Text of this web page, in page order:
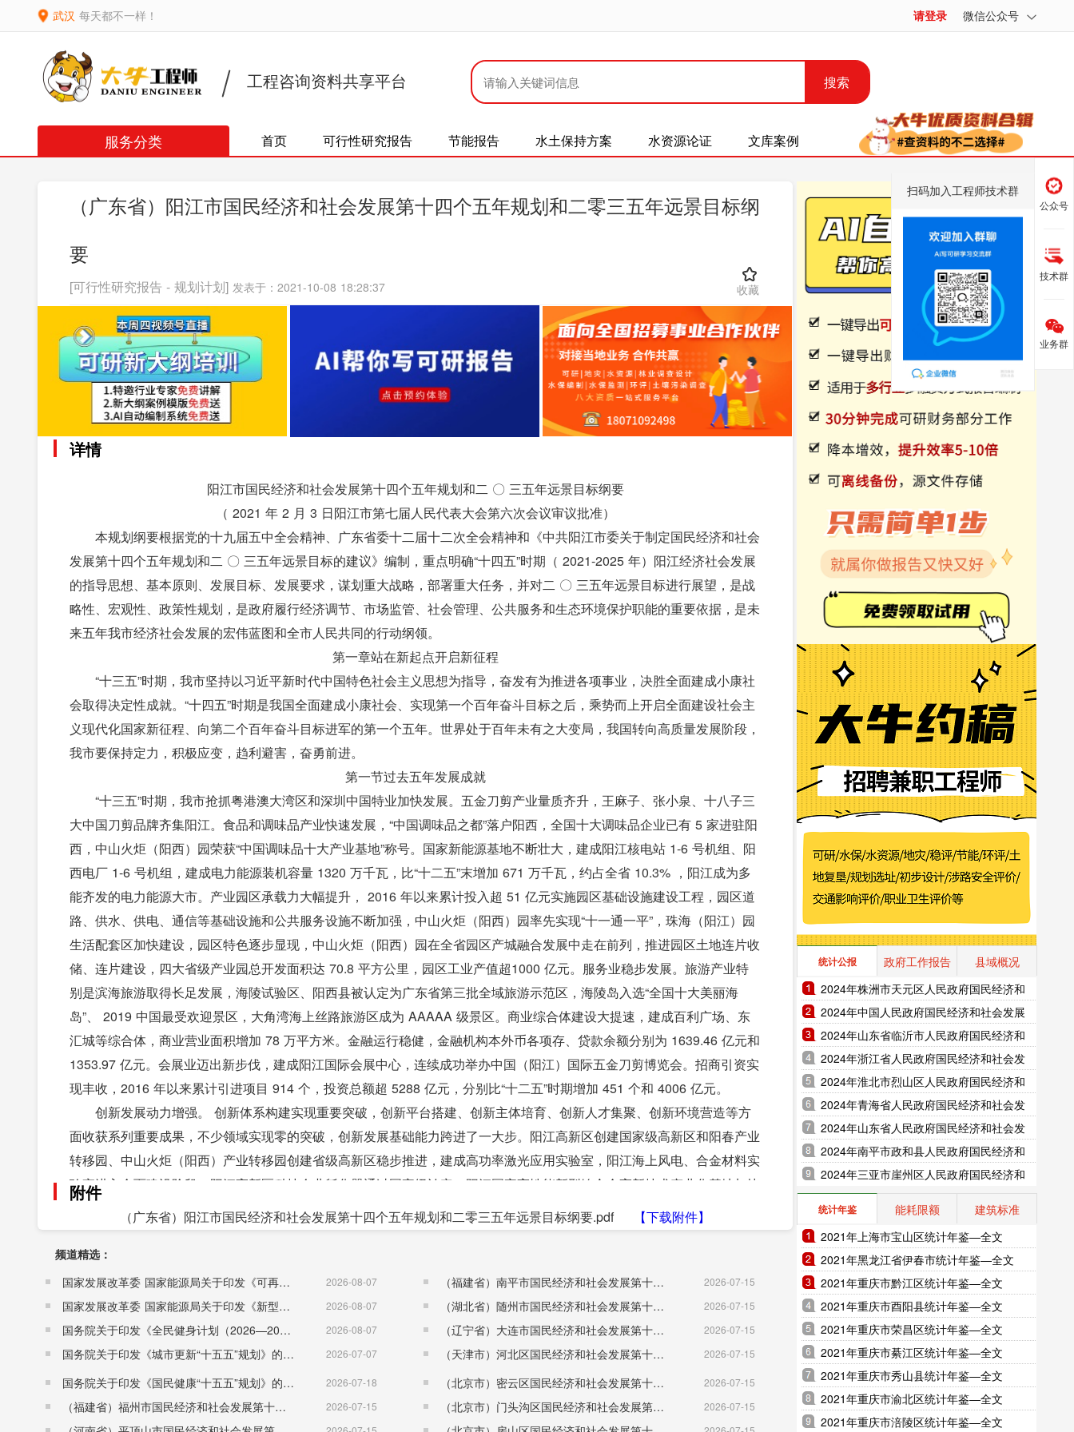
武汉 每天都不一样！ 请登录 微信公众号
工程咨询资料共享平台 搜索
服务分类 首页 可行性研究报告 节能报告 水土保持方案 水资源论证 文库案例
（广东省）阳江市国民经济和社会发展第十四个五年规划和二零三五年远景目标纲
要
[可行性研究报告 - 规划计划] 发表于：2021-10-08 18:28:37 收藏
详情
阳江市国民经济和社会发展第十四个五年规划和二 〇 三五年远景目标纲要
（ 2021 年 2 月 3 日阳江市第七届人民代表大会第六次会议审议批准）
本规划纲要根据党的十九届五中全会精神、广东省委十二届十二次全会精神和《中共阳江市委关于制定国民经济和社会
发展第十四个五年规划和二 〇 三五年远景目标的建议》编制，重点明确“十四五”时期（ 2021-2025 年）阳江经济社会发展
的指导思想、基本原则、发展目标、发展要求，谋划重大战略，部署重大任务，并对二 〇 三五年远景目标进行展望，是战
略性、宏观性、政策性规划，是政府履行经济调节、市场监管、社会管理、公共服务和生态环境保护职能的重要依据，是未
来五年我市经济社会发展的宏伟蓝图和全市人民共同的行动纲领。
第一章站在新起点开启新征程
“十三五”时期，我市坚持以习近平新时代中国特色社会主义思想为指导，奋发有为推进各项事业，决胜全面建成小康社
会取得决定性成就。“十四五”时期是我国全面建成小康社会、实现第一个百年奋斗目标之后，乘势而上开启全面建设社会主
义现代化国家新征程、向第二个百年奋斗目标进军的第一个五年。世界处于百年未有之大变局，我国转向高质量发展阶段，
我市要保持定力，积极应变，趋利避害，奋勇前进。
第一节过去五年发展成就
“十三五”时期，我市抢抓粤港澳大湾区和深圳中国特业加快发展。五金刀剪产业量质齐升，王麻子、张小泉、十八子三
大中国刀剪品牌齐集阳江。食品和调味品产业快速发展，“中国调味品之都”落户阳西，全国十大调味品企业已有 5 家进驻阳
西，中山火炬（阳西）园荣获“中国调味品十大产业基地”称号。国家新能源基地不断壮大，建成阳江核电站 1-6 号机组、阳
西电厂 1-6 号机组，建成电力能源装机容量 1320 万千瓦，比“十二五”末增加 671 万千瓦，约占全省 10.3% ，阳江成为多
能齐发的电力能源大市。产业园区承载力大幅提升， 2016 年以来累计投入超 51 亿元实施园区基础设施建设工程，园区道
路、供水、供电、通信等基础设施和公共服务设施不断加强，中山火炬（阳西）园率先实现“十一通一平”，珠海（阳江）园
生活配套区加快建设，园区特色逐步显现，中山火炬（阳西）园在全省园区产城融合发展中走在前列，推进园区土地连片收
储、连片建设，四大省级产业园总开发面积达 70.8 平方公里，园区工业产值超1000 亿元。服务业稳步发展。旅游产业特
别是滨海旅游取得长足发展，海陵试验区、阳西县被认定为广东省第三批全域旅游示范区，海陵岛入选“全国十大美丽海
岛”、 2019 中国最受欢迎景区，大角湾海上丝路旅游区成为 AAAAA 级景区。商业综合体建设大提速，建成百利广场、东
汇城等综合体，商业营业面积增加 78 万平方米。金融运行稳健，金融机构本外币各项存、贷款余额分别为 1639.46 亿元和
1353.97 亿元。会展业迈出新步伐，建成阳江国际会展中心，连续成功举办中国（阳江）国际五金刀剪博览会。招商引资实
现丰收，2016 年以来累计引进项目 914 个，投资总额超 5288 亿元，分别比“十二五”时期增加 451 个和 4006 亿元。
创新发展动力增强。 创新体系构建实现重要突破，创新平台搭建、创新主体培育、创新人才集聚、创新环境营造等方
面收获系列重要成果，不少领域实现零的突破，创新发展基础能力跨进了一大步。阳江高新区创建国家级高新区和阳春产业
转移园、中山火炬（阳西）产业转移园创建省级高新区稳步推进，建成高功率激光应用实验室，阳江海上风电、合金材料实
验室进入全面建设阶段，阳江高新区科技企业孵化器通过国家级认定，阳江国家高性能新型镍合金高新技术产业化基地加快
建设。高新技术企业达 105 家，比 2015 年增加 86 家。全市拥有 2 个院士工作站， 38 家省级、 185 家市级工程技术研
究中心， 1 个省级、 14 个市级企业重点实验室， 3 个省级、 5 个市级科技孵化器， 1 家国家级、 4 个省级众创空间。获
评为国家知识产权试点城市。每万人口发明专利拥有量从 2015 年的 0.27 件增至 2020 年的 1.23 件，年均增长 35.4% 。
重点改革不断深化。 供给侧结构性改革“去降补”成效显著。经省国资委核定的市属国有特困企业全部出清，全市房地产
去库存周期保持合理水平，地方金融机构总体杠杆率符合银监会监管要求，全面落实减税降费，企业总体成本减轻，农村电
网、环保设施、教育医疗等领域补短板有新进展。重点领域改革取得重要成效。党政机构改革完成。深化“放管服”改革 1 ，
聚焦短板指标加快营商环境综合改革。投资管理体制改革逐步深化，探索企业投资项目告知承诺制和容缺受理改革，工程建
设项目全流程审批时间大幅压缩。推进“一门式一网式”政府服务模式改革。在粤东西北地区率先开展“证照分离”改革试点，
在全省率先实现开办企业半天内办结。“数字政府”建设加快推进，开通粤省事、粤商通阳江平台，民生服务实现“指尖通
办”，粤政易阳江平台在广东省率先实现政府公务人员覆盖。社会信用体系建设有序推进，市信用中心成立，实现信用联合
附件
（广东省）阳江市国民经济和社会发展第十四个五年规划和二零三五年远景目标纲要.pdf 【下载附件】
频道精选：
国家发展改革委 国家能源局关于印发《可再生能源发展“十五五”规划》的通知 （发改能源〔2026〕1067号）
2026-08-07
国家发展改革委 国家能源局关于印发《新型电力系统建设“十五五”规划》的通知​ （发改能源〔2026〕942号） 2026-08-07
国务院关于印发《全民健身计划（2026—2030年）》的通知 （国发〔2026〕26号） 2026-08-07
国务院关于印发《城市更新“十五五”规划》的通知（国发〔2026〕12号） 2026-07-07
国务院关于印发《国民健康“十五五”规划》的通知 （国发〔2026〕23号） 2026-07-18
（福建省）福州市国民经济和社会发展第十五个五年规划纲要 2026-07-15
（福建省）南平市国民经济和社会发展第十五个五年规划纲要 2026-07-15
（湖北省）随州市国民经济和社会发展第十五个五年规划纲要 2026-07-15
（辽宁省）大连市国民经济和社会发展第十五个五年规划纲要 2026-07-15
（天津市）河北区国民经济和社会发展第十五个五年规划纲要 2026-07-15
（北京市）密云区国民经济和社会发展第十五个五年规划纲要 2026-07-15
（北京市）门头沟区国民经济和社会发展第十五个五年规划纲要 2026-07-15
统计公报 政府工作报告
县域概况
2024年株洲市天元区人民政府国民经济和
社会发展统计公报（2025年更新）
2024年中国人民政府国民经济和社会发展
统计公报（2025年更新）
2024年山东省临沂市人民政府国民经济和
社会发展统计公报（2025年更新）
2024年浙江省人民政府国民经济和社会发
展统计公报（2025年更新）
2024年淮北市烈山区人民政府国民经济和
社会发展统计公报（2025年更新）
2024年青海省人民政府国民经济和社会发
展统计公报（2025年更新）
2024年山东省人民政府国民经济和社会发
展统计公报（2025年更新）
2024年南平市政和县人民政府国民经济和
社会发展统计公报（2025年更新）
2024年三亚市崖州区人民政府国民经济和
社会发展统计公报（2025年更新）
统计年鉴 能耗限额
建筑标准
2021年上海市宝山区统计年鉴—全文
2021年黑龙江省伊春市统计年鉴—全文
2021年重庆市黔江区统计年鉴—全文
2021年重庆市酉阳县统计年鉴—全文
2021年重庆市荣昌区统计年鉴—全文
2021年重庆市綦江区统计年鉴—全文
2021年重庆市秀山县统计年鉴—全文
2021年重庆市渝北区统计年鉴—全文
2021年重庆市涪陵区统计年鉴—全文
公众号
技术群
扫码加入工程师技术群
业务群